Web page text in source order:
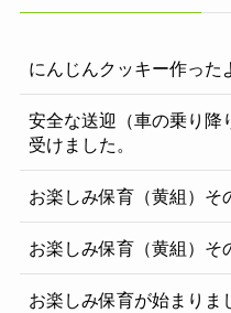
にんじんクッキー作っ
安全な送迎（車の乗り降
受けました。
お楽しみ保育（黄組）
お楽しみ保育（黄組）
お楽しみ保育が始まり